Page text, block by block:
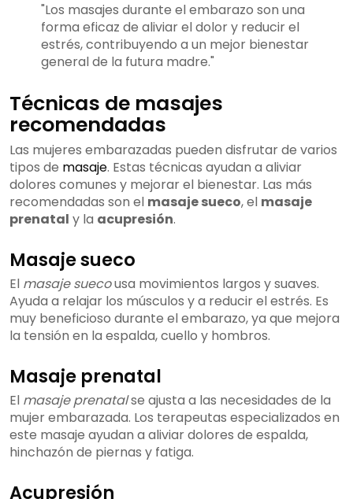
"Los masajes durante el embarazo son una
forma eficaz de aliviar el dolor y reducir el
estrés, contribuyendo a un mejor bienestar
general de la futura madre."
Técnicas de masajes
recomendadas
Las mujeres embarazadas pueden disfrutar de varios
tipos de masaje. Estas técnicas ayudan a aliviar
dolores comunes y mejorar el bienestar. Las más
recomendadas son el masaje sueco, el masaje
prenatal y la acupresión.
Masaje sueco
El masaje suecousa movimientos largos y suaves.
Ayuda a relajar los músculos y a reducir el estrés. Es
muy beneficioso durante el embarazo, ya que mejora
la tensión en la espalda, cuello y hombros.
Masaje prenatal
El masaje prenatalse ajusta a las necesidades de la
mujer embarazada. Los terapeutas especializados en
este masaje ayudan a aliviar dolores de espalda,
hinchazón de piernas y fatiga.
Acupresión